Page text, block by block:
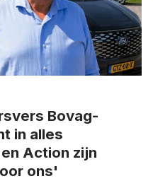
Bovag-
in alles
Action zijn
ons'